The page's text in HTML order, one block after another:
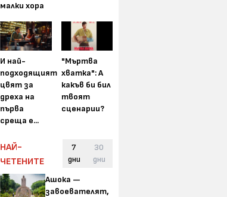
малки хора
И най-
подходящият
цвят за
дреха на
първа
среща е...
"Мъртва
хватка": А
какъв би бил
твоят
сценарии?
НАЙ-
ЧЕТЕНИТЕ
7
дни
30
дни
Ашока —
завоевателят,